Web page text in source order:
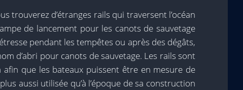
trouverez d’étranges rails qui traversent l’océan
de lancement pour les canots de sauvetage
pendant les tempêtes ou après des dégâts,
d’abri pour canots de sauvetage. Les rails sont
afin que les bateaux puissent être en mesure de
aussi utilisée qu’à l’époque de sa construction